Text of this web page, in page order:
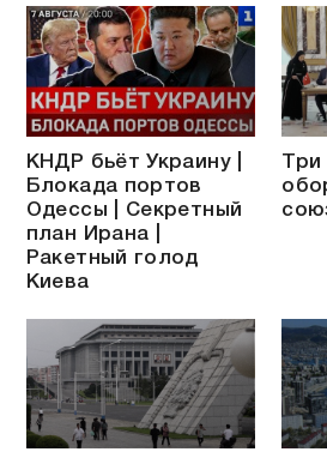
КНДР бьёт Украину |
Блокада портов
Одессы | Секретный
план Ирана |
Ракетный голод
Киева